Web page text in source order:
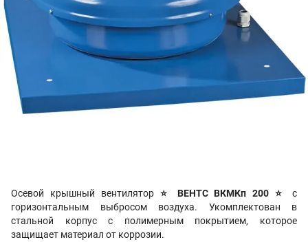
Осевой крышный вентилятор ⭐ ВЕНТС ВКМКп 200 ⭐
с
горизонтальным выбросом воздуха. Укомплектован в
стальной корпус с полимерным покрытием, которое
защищает материал от коррозии.